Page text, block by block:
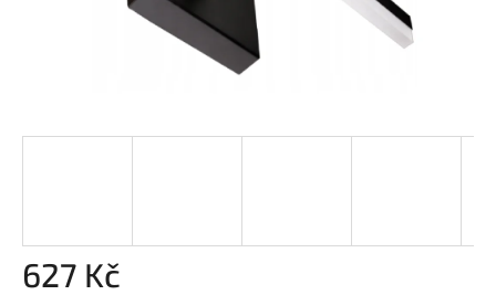
627 Kč